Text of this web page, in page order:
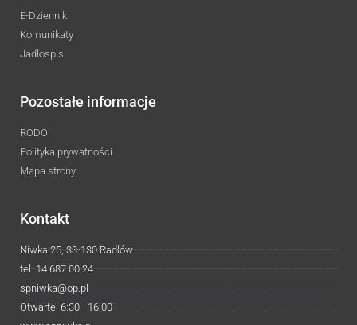
E-Dziennik
Komunikaty
Jadłospis
Pozostałe informacje
RODO
Polityka prywatności
Mapa strony
Kontakt
Niwka 25, 33-130 Radłów
tel. 14 687 00 24
spniwka@op.pl
Otwarte: 6:30 - 16:00